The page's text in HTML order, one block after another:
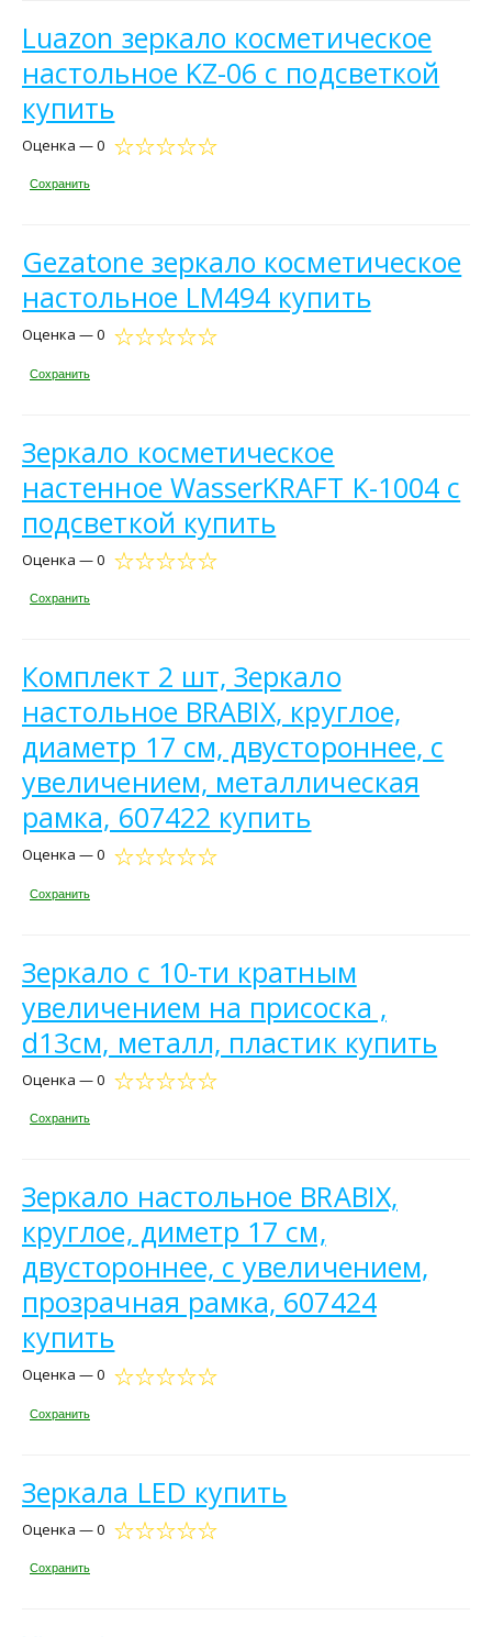
Luazon зеркало косметическое
настольное KZ-06 с подсветкой
купить
Оценка — 0
Сохранить
Gezatone зеркало косметическое
настольное LM494 купить
Оценка — 0
Сохранить
Зеркало косметическое
настенное WasserKRAFT K-1004 с
подсветкой купить
Оценка — 0
Сохранить
Комплект 2 шт, Зеркало
настольное BRABIX, круглое,
диаметр 17 см, двустороннее, с
увеличением, металлическая
рамка, 607422 купить
Оценка — 0
Сохранить
Зеркало с 10-ти кратным
увеличением на присоска ,
d13см, металл, пластик купить
Оценка — 0
Сохранить
Зеркало настольное BRABIX,
круглое, диметр 17 см,
двустороннее, с увеличением,
прозрачная рамка, 607424
купить
Оценка — 0
Сохранить
Зеркала LED купить
Оценка — 0
Сохранить